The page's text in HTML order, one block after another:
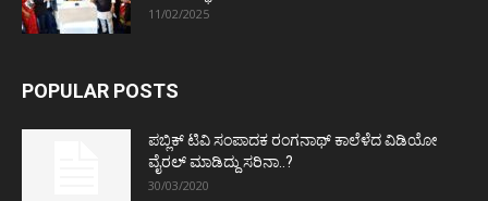
11/02/2025
POPULAR POSTS
ಪಬ್ಲಿಕ್ ಟಿವಿ ಸಂಪಾದಕ ರಂಗನಾಥ್ ಕಾಲೆಳೆದ ವಿಡಿಯೋ
ವೈರಲ್ ಮಾಡಿದ್ದು ಸರಿನಾ..?
30/03/2020